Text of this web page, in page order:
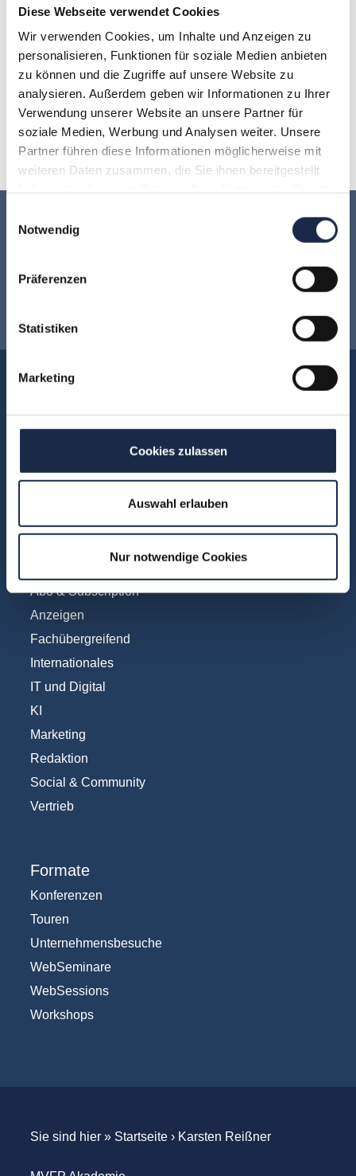
Diese Webseite verwendet Cookies
Wir verwenden Cookies, um Inhalte und Anzeigen zu
personalisieren, Funktionen für soziale Medien anbieten
zu können und die Zugriffe auf unsere Website zu
analysieren. Außerdem geben wir Informationen zu Ihrer
Verwendung unserer Website an unsere Partner für
soziale Medien, Werbung und Analysen weiter. Unsere
Partner führen diese Informationen möglicherweise mit
weiteren Daten zusammen, die Sie ihnen bereitgestellt
Notwendig
Präferenzen
Statistiken
Marketing
Cookies zulassen
Auswahl erlauben
Nur notwendige Cookies
K M
O P Q R S T U
V W X Y Z
Keine Veranstaltung mehr verpassen:
MVFP Akademie
Akademie
FAQ
Teilnehmerstimmen
Fachbereiche
Abo & Subscription
Anzeigen
Fachübergreifend
Internationales
IT und Digital
KI
Marketing
Redaktion
Social & Community
Vertrieb
Formate
Konferenzen
Touren
Unternehmensbesuche
WebSeminare
WebSessions
Workshops
Sie sind hier » Startseite› Karsten Reißner